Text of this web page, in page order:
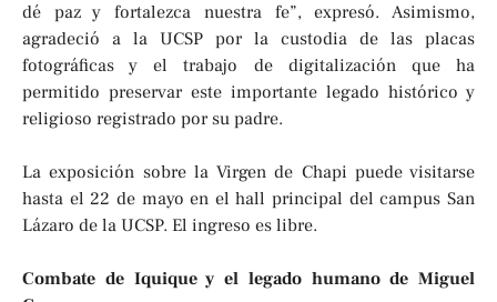
dé paz y fortalezca nuestra fe”, expresó. Asimismo,
agradeció a la UCSP por la custodia de las placas
fotográficas y el trabajo de digitalización que ha
permitido preservar este importante legado histórico y
religioso registrado por su padre.
La exposición sobre la Virgen de Chapi puede visitarse
hasta el 22 de mayo en el hall principal del campus San
Lázaro de la UCSP. El ingreso es libre.
Combate de Iquique y el legado humano de Miguel